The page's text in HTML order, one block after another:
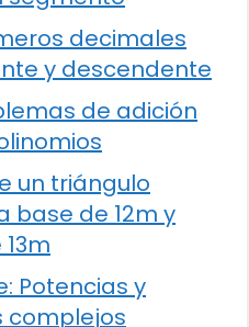
decimales
y descendente
de adición
un triángulo
base de 12m y
Potencias y
complejos